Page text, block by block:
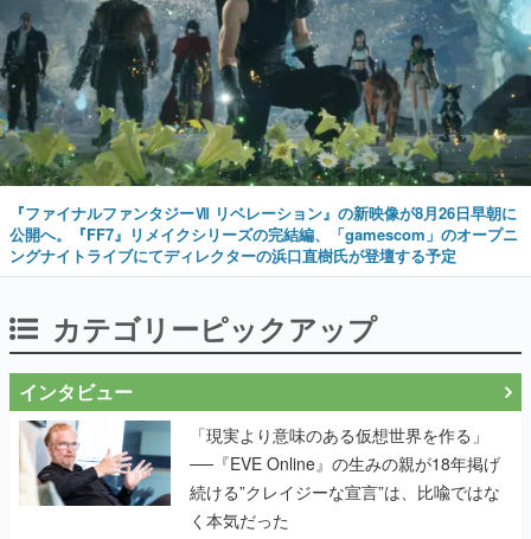
『ファイナルファンタジーⅦ リベレーション』の新映像が8月26日早朝に
公開へ。『FF7』リメイクシリーズの完結編、「gamescom」のオープニ
ングナイトライブにてディレクターの浜口直樹氏が登壇する予定
カテゴリーピックアップ
インタビュー
「現実より意味のある仮想世界を作る」
──『EVE Online』の生みの親が18年掲げ
続ける”クレイジーな宣言”は、比喩ではな
く本気だった